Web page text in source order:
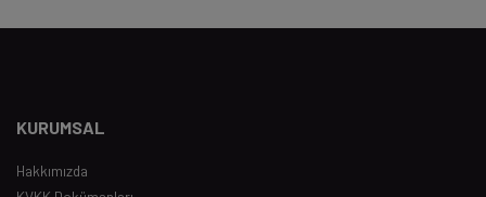
KURUMSAL
Hakkımızda